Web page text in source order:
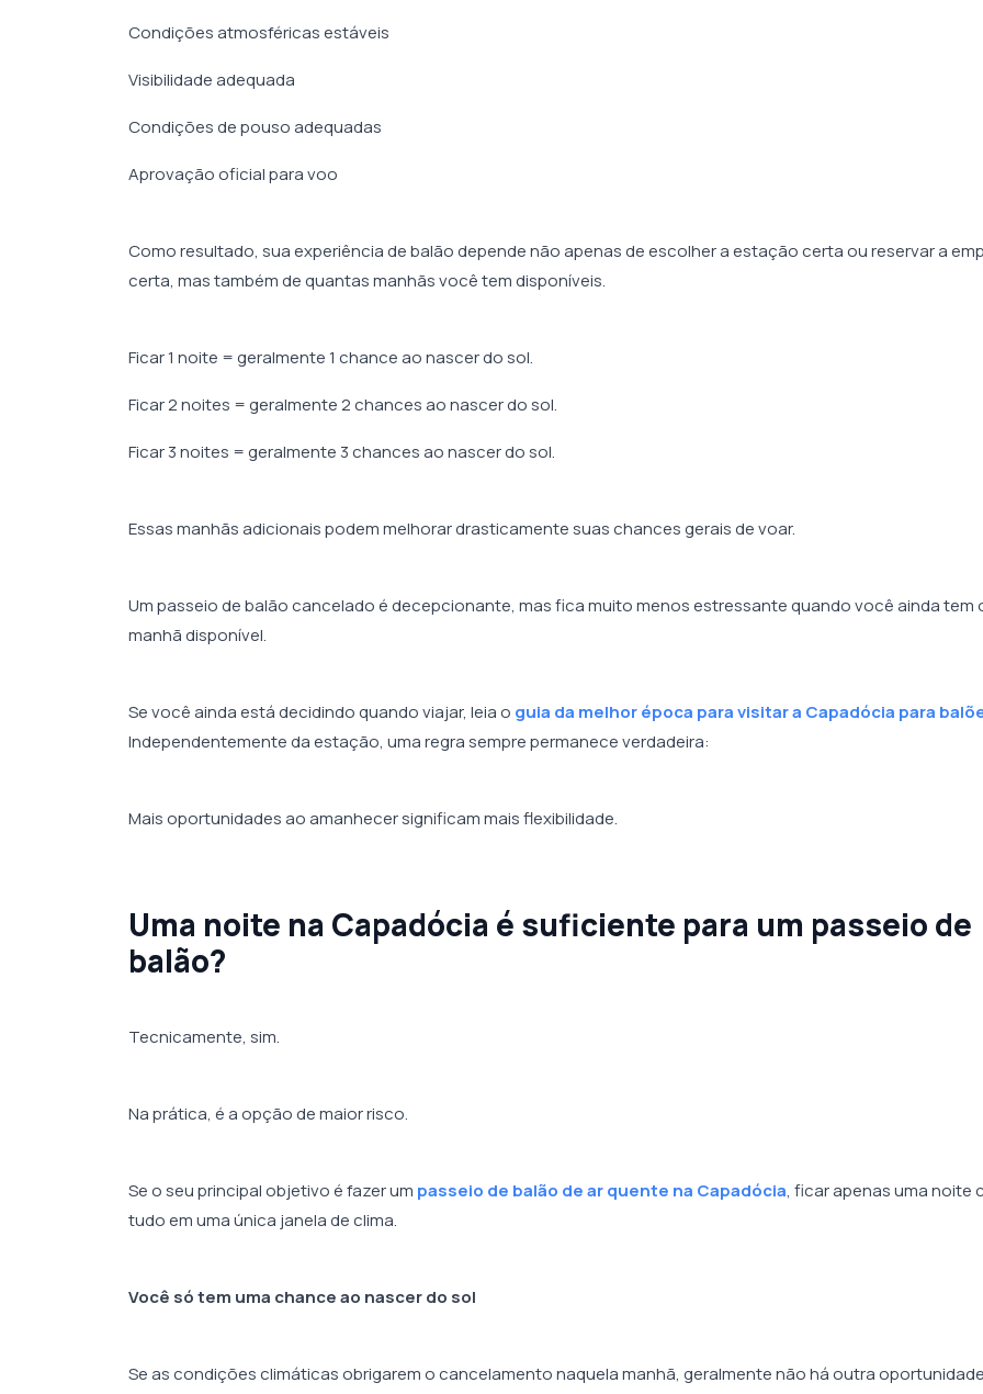
Condições atmosféricas estáveis
Visibilidade adequada
Condições de pouso adequadas
Aprovação oficial para voo
Como resultado, sua experiência de balão depende não apenas de escolher a estação certa ou reservar a
certa, mas também de quantas manhãs você tem disponíveis.
Ficar 1 noite = geralmente 1 chance ao nascer do sol.
Ficar 2 noites = geralmente 2 chances ao nascer do sol.
Ficar 3 noites = geralmente 3 chances ao nascer do sol.
Essas manhãs adicionais podem melhorar drasticamente suas chances gerais de voar.
Um passeio de balão cancelado é decepcionante, mas fica muito menos estressante quando você ainda tem
manhã disponível.
Se você ainda está decidindo quando viajar, leia o guia da melhor época para visitar a Capadócia para
Independentemente da estação, uma regra sempre permanece verdadeira:
Mais oportunidades ao amanhecer significam mais flexibilidade.
Uma noite na Capadócia é suficiente para um passeio de
balão?
Tecnicamente, sim.
Na prática, é a opção de maior risco.
Se o seu principal objetivo é fazer um passeio de balão de ar quente na Capadócia, ficar apenas uma noite
tudo em uma única janela de clima.
Você só tem uma chance ao nascer do sol
Se as condições climáticas obrigarem o cancelamento naquela manhã, geralmente não há outra